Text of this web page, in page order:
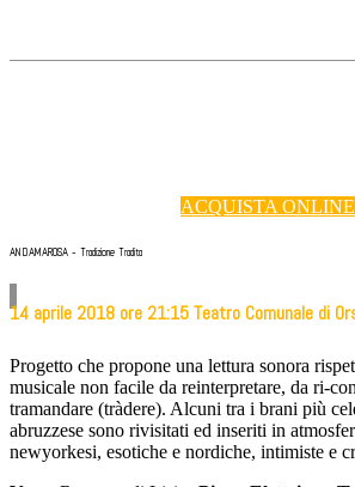
ACQUISTA ONLINE
ANDAMAROSA - Tradizione Tradita
14 aprile 2018 ore 21:15 Teatro Comunale di
Progetto che propone una lettura sonora
musicale non facile da reinterpretare, da ri-
tramandare (tràdere). Alcuni tra i brani più
abruzzese sono rivisitati ed inseriti in
newyorkesi, esotiche e nordiche, intimiste e